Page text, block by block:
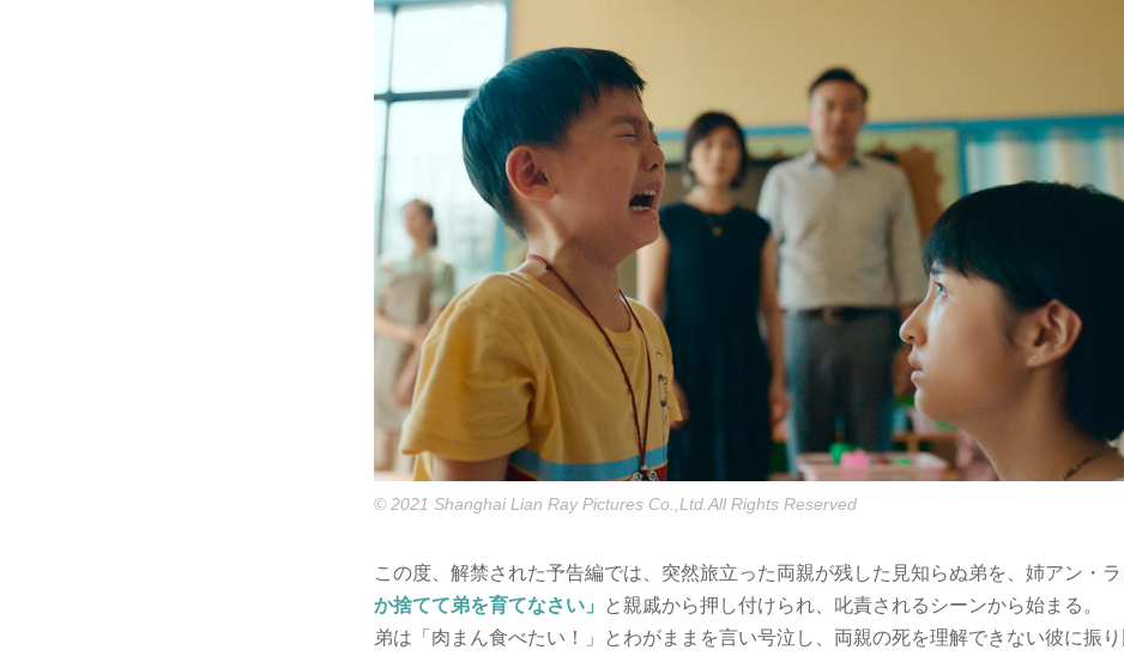
© 2021 Shanghai Lian Ray Pictures Co.,Ltd.All Rights Reserved
この度、解禁された予告編では、突然旅立った両親が残した見知らぬ弟を、姉アン・
か捨てて弟を育てなさい」
と親戚から押し付けられ、叱責されるシーンから始まる。
弟は「肉まん食べたい！」とわがままを言い号泣し、両親の死を理解できない彼に振